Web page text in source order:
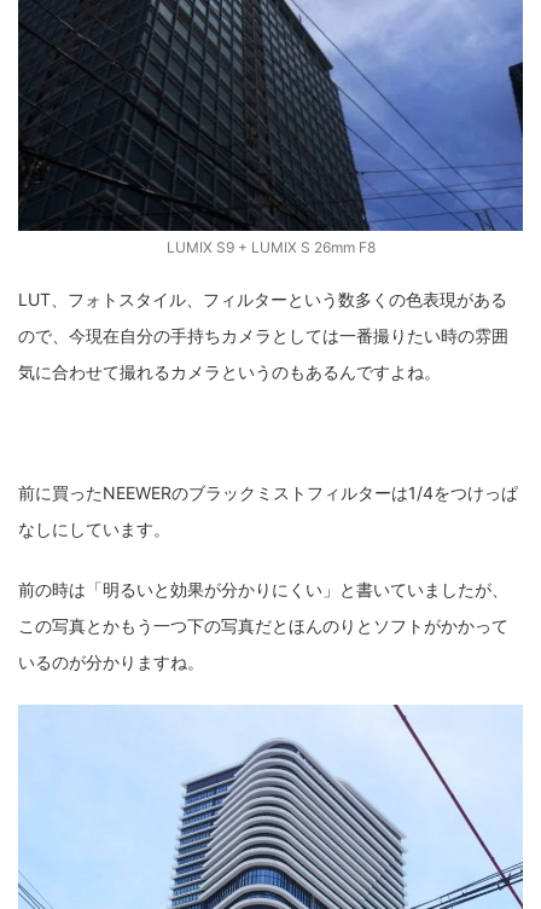
LUMIX S9 + LUMIX S 26mm F8
LUT、フォトスタイル、フィルターという数多くの色表現がある
ので、今現在自分の手持ちカメラとしては一番撮りたい時の雰囲
気に合わせて撮れるカメラというのもあるんですよね。
前に買ったNEEWERのブラックミストフィルターは1/4をつけっぱ
なしにしています。
前の時は「明るいと効果が分かりにくい」と書いていましたが、
この写真とかもう一つ下の写真だとほんのりとソフトがかかって
いるのが分かりますね。